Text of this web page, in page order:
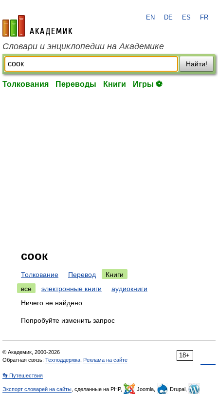
academic.ru
EN DE ES FR
Словари и энциклопедии на Академике
Найти!
Толкования Переводы Книги Игры ⚽
соок
Толкование Перевод
Книги
все
электронные книги
аудиокниги
Ничего не найдено.
Попробуйте изменить запрос
18+
© Академик, 2000-2026
Обратная связь: Техподдержка Реклама на сайте
👣 Путешествия
Экспорт словарей на сайты , сделанные на PHP, Joomla,
Drupal,